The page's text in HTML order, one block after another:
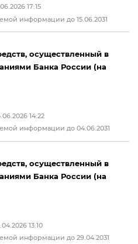
17:15
информации до 15.06.2031
осуществленный в
Банка России (на
14:22
информации до 04.06.2031
осуществленный в
Банка России (на
13:10
информации до 29.04.2031